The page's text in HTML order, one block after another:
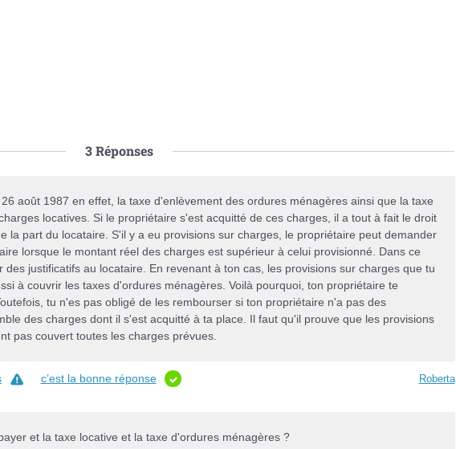
3Réponses
août 1987 en effet, la taxe d'enlèvement des ordures ménagères ainsi que la taxe
locatives. Si le propriétaire s'est acquitté de ces charges, il a tout à fait le droit
la part du locataire. S'il y a eu provisions sur charges, le propriétaire peut demander
lorsque le montant réel des charges est supérieur à celui provisionné. Dans ce
justificatifs au locataire. En revenant à ton cas, les provisions sur charges que tu
à couvrir les taxes d'ordures ménagères. Voilà pourquoi, ton propriétaire te
tu n'es pas obligé de les rembourser si ton propriétaire n'a pas des
des charges dont il s'est acquitté à ta place. Il faut qu'il prouve que les provisions
pas couvert toutes les charges prévues.
c’est la bonne réponse Roberta
et la taxe locative et la taxe d'ordures ménagères ?